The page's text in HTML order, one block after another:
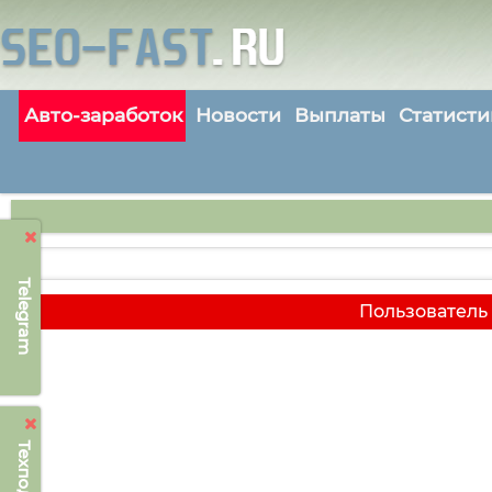
Telegram
Авто-заработок Новости Выплаты